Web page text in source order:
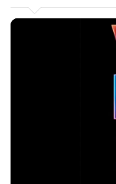
โปรเซสเซอร์ Intel
ประสิทธิภาพการใช้ง
สูงสุด และเร่งการใช้
ทะเบียนเข้าร่วมโปร
ประโยชน์ของโปรแก
ทั้งนี้ การเพิ่มจำนวนผู้
โครงการ AI PC